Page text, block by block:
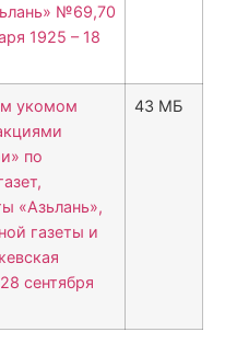
№69,70
1925 – 18
укомом
по
«Азьлань»,
газеты и
сентября
43 МБ